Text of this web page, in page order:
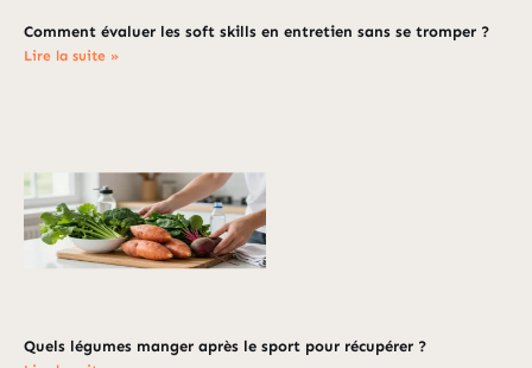
Comment évaluer les soft skills en entretien sans se tromper ?
Lire la suite »
Quels légumes manger après le sport pour récupérer ?